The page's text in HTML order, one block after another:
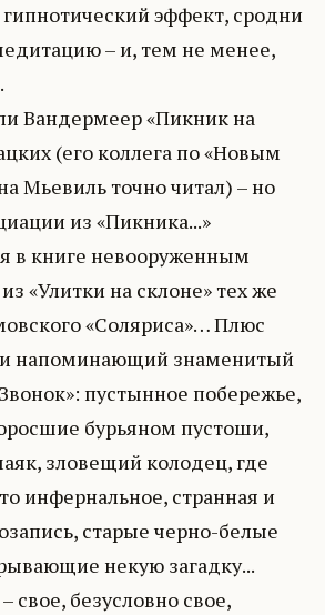
эффект, сродни
– и, тем не менее,
Вандермеер «Пикник на
(его коллега по «Новым
Мьевиль точно читал) – но
из «Пикника...»
в книге невооруженным
«Улитки на склоне» тех же
«Соляриса»… Плюс
напоминающий знаменитый
пустынное побережье,
бурьяном пустоши,
зловещий колодец, где
инфернальное, странная и
старые черно-белые
некую загадку...
свое, безусловно свое,